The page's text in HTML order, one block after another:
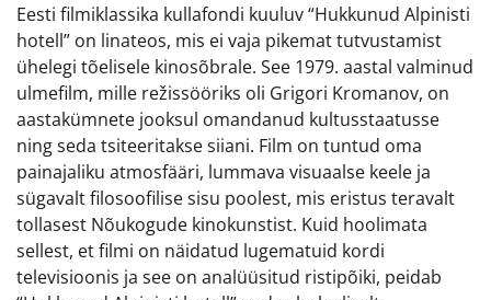
Eesti filmiklassika kullafondi kuuluv “Hukkunud Alpinisti
hotell” on linateos, mis ei vaja pikemat tutvustamist
ühelegi tõelisele kinosõbrale. See 1979. aastal valminud
ulmefilm, mille režissööriks oli Grigori Kromanov, on
aastakümnete jooksul omandanud kultusstaatusse
ning seda tsiteeritakse siiani. Film on tuntud oma
painajaliku atmosfääri, lummava visuaalse keele ja
sügavalt filosoofilise sisu poolest, mis eristus teravalt
tollasest Nõukogude kinokunstist. Kuid hoolimata
sellest, et filmi on näidatud lugematuid kordi
televisioonis ja see on analüüsitud ristipõiki, peidab